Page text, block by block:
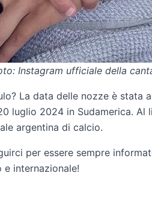
Instagram ufficiale della
La data delle nozze è stata
luglio 2024 in Sudamerica.
argentina di calcio.
per essere sempre
internazionale!